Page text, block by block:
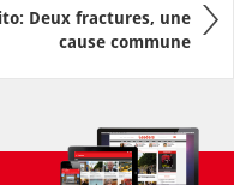
Deux fractures, une
cause commune